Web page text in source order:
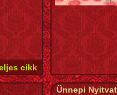
cikk
Ünnepi